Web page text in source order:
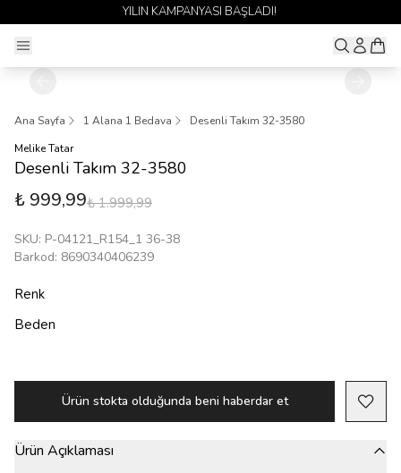
Ana Sayfa 1 Alana 1 Bedava
Desenli Takım 32-3580
Melike Tatar
Desenli Takım 32-3580
₺ 999,99₺ 1.999,99
SKU: P-04121_R154_1 36-38
Barkod: 8690340406239
Renk
Beden
Ürün stokta olduğunda beni haberdar et
Ürün Açıklaması